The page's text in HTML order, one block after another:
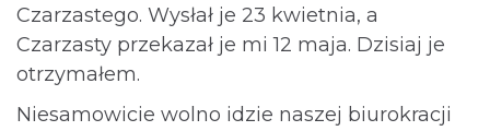
Czarzastego. Wysłał je 23 kwietnia, a
Czarzasty przekazał je mi 12 maja. Dzisiaj je
otrzymałem.
Niesamowicie wolno idzie naszej biurokracji